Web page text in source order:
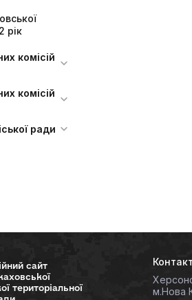
рік
комісій
комісій
ради
сайт
територіальної
м.Нова